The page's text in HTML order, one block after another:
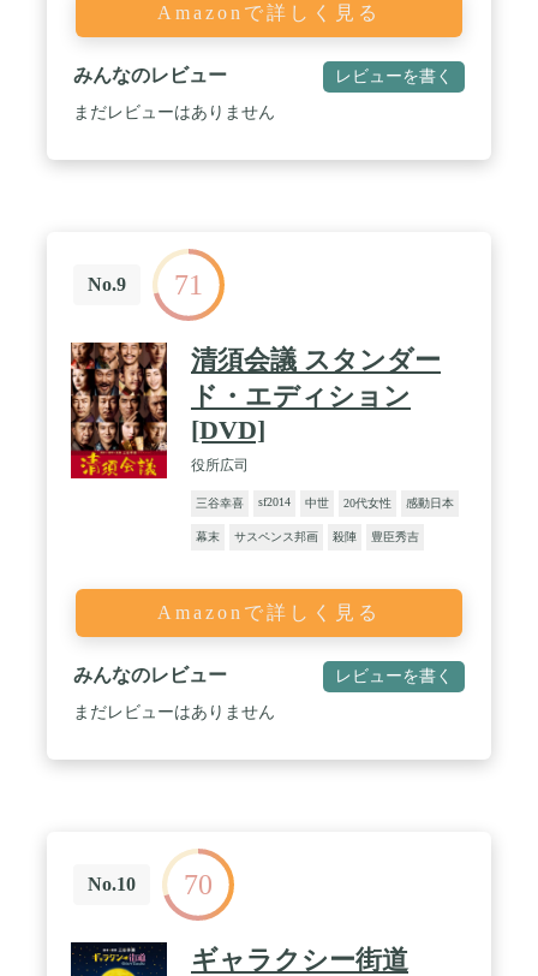
Amazonで詳しく見る
みんなのレビュー レビューを書く
まだレビューはありません
No.9 71
清須会議 スタンダー
ド・エディション
[DVD]
役所広司
三谷幸喜 sf2014 中世 20代女性 感動日本
幕末 サスペンス邦画 殺陣 豊臣秀吉
Amazonで詳しく見る
みんなのレビュー レビューを書く
まだレビューはありません
No.10 70
ギャラクシー街道